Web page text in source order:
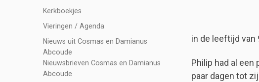
in de leeftijd van
Philip had al
paar dagen tot
Kerkboekjes
Vieringen / Agenda
Nieuws uit Cosmas en Damianus
Abcoude
Nieuwsbrieven Cosmas en Damianus
Abcoude